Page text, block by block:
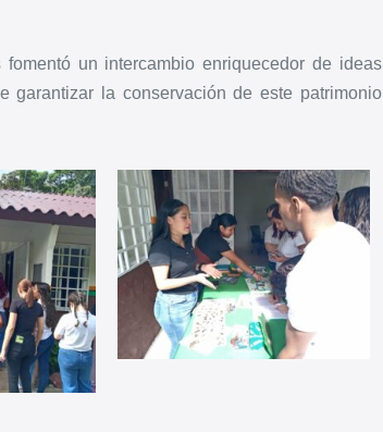
un intercambio enriquecedor de ideas
garantizar la conservación de este patrimonio